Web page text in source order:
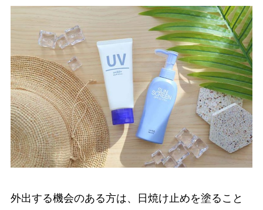
外出する機会のある方は、日焼け止めを塗ること